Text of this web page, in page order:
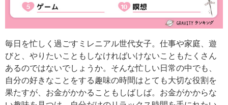
毎日を忙しく過ごすミレニアル世代女子。仕事や家庭、遊
びと、やりたいこともしなければいけないこともたくさん
あるのではないでしょうか。そんな忙しい日常の中でも、
自分の好きなことをする趣味の時間はとても大切な役割を
果たすが、お金がかかることもしばしば。お金がかからな